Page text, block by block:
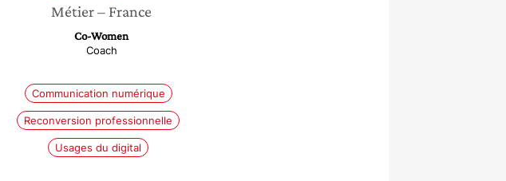
Métier– France
Co-Women
Coach
Communication numérique
Reconversion professionnelle
Usages du digital